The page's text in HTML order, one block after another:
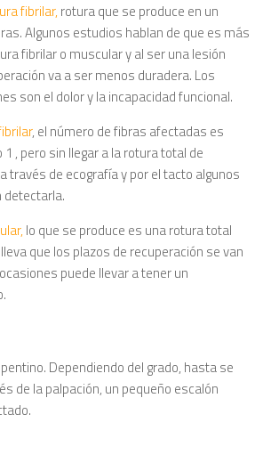
fibrilar, rotura que se produce en un
Algunos estudios hablan de que es más
fibrilar o muscular y al ser una lesión
va a ser menos duradera. Los
son el dolor y la incapacidad funcional.
, el número de fibras afectadas es
, pero sin llegar a la rotura total de
través de ecografía y por el tacto algunos
lo que se produce es una rotura total
que los plazos de recuperación se van
puede llevar a tener un
Dependiendo del grado, hasta se
de la palpación, un pequeño escalón